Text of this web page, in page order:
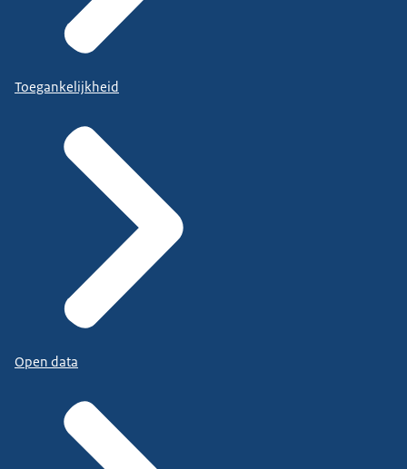
Toegankelijkheid
Open data